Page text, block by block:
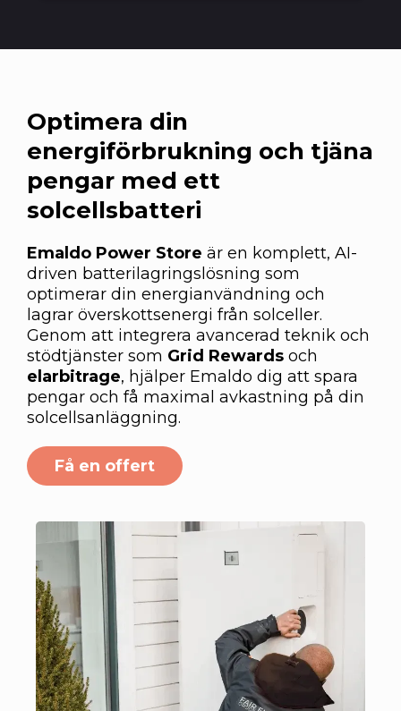
Optimera din
energiförbrukning och tjäna
pengar med ett
solcellsbatteri
Emaldo Power Store är en komplett, AI-
driven batterilagringslösning som
optimerar din energianvändning och
lagrar överskottsenergi från solceller.
Genom att integrera avancerad teknik och
stödtjänster som Grid Rewards och
elarbitrage, hjälper Emaldo dig att spara
pengar och få maximal avkastning på din
solcellsanläggning.
Få en offert